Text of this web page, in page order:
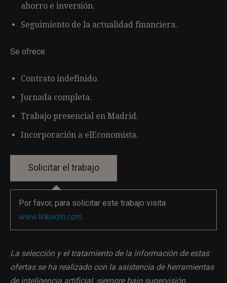
ahorro e inversión.
Seguimiento de la actualidad financiera.
Se ofrece
Contrato indefinido.
Jornada completa.
Trabajo presencial en Madrid.
Incorporación a elEconomista.
Por favor, para solicitar este trabajo visita
www.linkedin.com.
La selección y el tratamiento de la información de estas
ofertas se ha realizado con la asistencia de herramientas
de inteligencia artificial, siempre bajo supervisión